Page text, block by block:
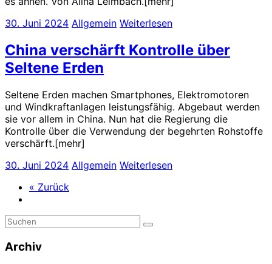
30. Juni 2024 Allgemein Weiterlesen
China verschärft Kontrolle über
Seltene Erden
Seltene Erden machen Smartphones, Elektromotoren
und Windkraftanlagen leistungsfähig. Abgebaut werden
sie vor allem in China. Nun hat die Regierung die
Kontrolle über die Verwendung der begehrten Rohstoffe
verschärft.[mehr]
30. Juni 2024 Allgemein Weiterlesen
« Zurück
Archiv